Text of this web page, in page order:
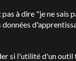
à dire "je ne sais
si l'utilité d'un outil